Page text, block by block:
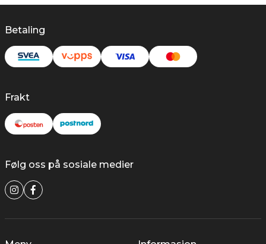
Betaling
Frakt
Følg oss på sosiale medier